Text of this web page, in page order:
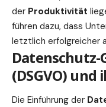
der Produktivität
führen dazu, dass
letztlich erfolgreicher
(DSGVO) und
Die Einführung der